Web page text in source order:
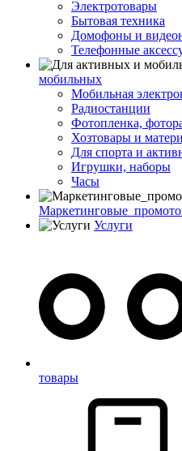
Электротовары
Бытовая техника
Домофоны и
Телефонные
мобильных
Мобильная
Радиостанции
Фотопленка,
Хозтовары и
Для спорта и
Игрушки, наборы
Часы
Услуги
товары